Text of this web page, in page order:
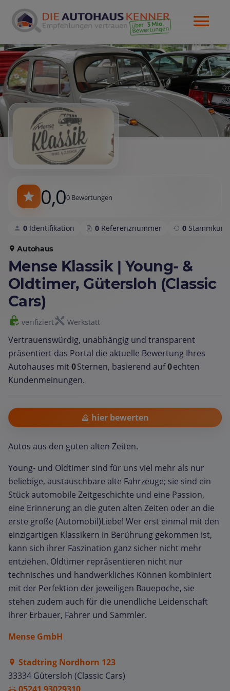
0,00 Bewertungen
0 Identifikation 0 Referenznummer 0
Autohaus
Mense Klassik | Young- &
Oldtimer, Gütersloh (Classic
Cars)
verifiziert Werkstatt
Vertrauenswürdig, unabhängig und transparent
präsentiert das Portal die aktuelle Bewertung Ihres
Autohauses mit0Sternen, basierend auf0echten
Kundenmeinungen.
hier bewerten
Autos aus den guten alten Zeiten.
Young- und Oldtimer sind für uns viel mehr als nur
beliebige, austauschbare alte Fahrzeuge; sie sind ein
Stück automobile Zeitgeschichte und eine Passion,
eine Erinnerung an die guten alten Zeiten oder an die
erste große (Automobil)Liebe! Wer erst einmal mit den
einzigartigen Klassikern in Berührung gekommen ist,
kann sich ihrer Faszination ganz sicher nicht mehr
entziehen. Oldtimer repräsentieren nicht nur
technisches und handwerkliches Können kombiniert
mit der Perfektion der jeweiligen Bauepoche, sie
stehen zudem auch für die unendliche Leidenschaft
ihrer Erbauer, Fahrer und Sammler.
Mense GmbH
Stadtring Nordhorn 123
33334 Gütersloh (Classic Cars)